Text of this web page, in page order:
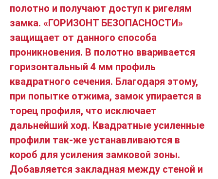
полотно и получают доступ к ригелям
замка. «ГОРИЗОНТ БЕЗОПАСНОСТИ»
защищает от данного способа
проникновения. В полотно вваривается
горизонтальный 4 мм профиль
квадратного сечения. Благодаря этому,
при попытке отжима, замок упирается в
торец профиля, что исключает
дальнейший ход. Квадратные усиленные
профили так-же устанавливаются в
короб для усиления замковой зоны.
Добавляется закладная между стеной и